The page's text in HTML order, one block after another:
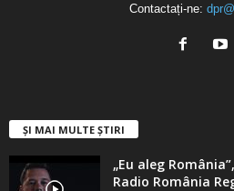
Contactați-ne:
ȘI MAI MULTE ȘTIRI
„Eu aleg
Radio România